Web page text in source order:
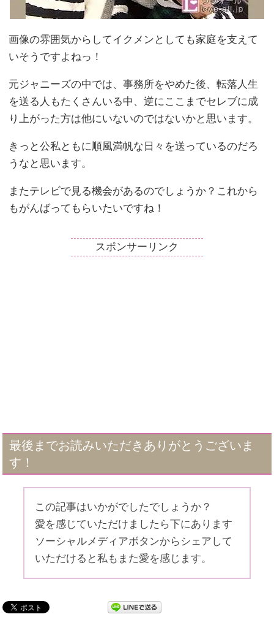
画像の雰囲気からしてイクメンとしても家庭を支えて
いそうですよねっ！
元ジャニーズの中では、事務所をやめた後、転落人生
を送る人もたくさんいる中、逆にここまでセレブに成
り上がった方は他にいないのではないかと思います。
きっと公私ともに順風満帆な日々を送っているのだろ
うなと思います。
またテレビで見る機会があるのでしょうか？これから
もがんばってもらいたいですね！
スポンサーリンク
最後までお読みいただきありがとうございま
す！
この記事はいかがでしたでしょうか？
愛を感じていただけましたら下にあります
ソーシャルメディアボタンからシェアして
いただけると私もまた愛を感じます。